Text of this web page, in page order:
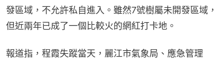
發區域，不允許私自進入。雖然7號樹屬未開發區域，
但近兩年已成了一個比較火的網紅打卡地。
報道指，程霞失蹤當天，麗江市氣象局、應急管理